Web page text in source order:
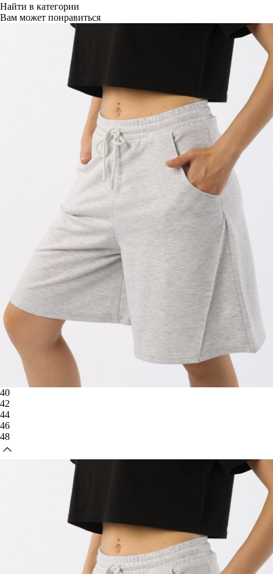
Найти в категории
Вам может понравиться
40
42
44
46
48